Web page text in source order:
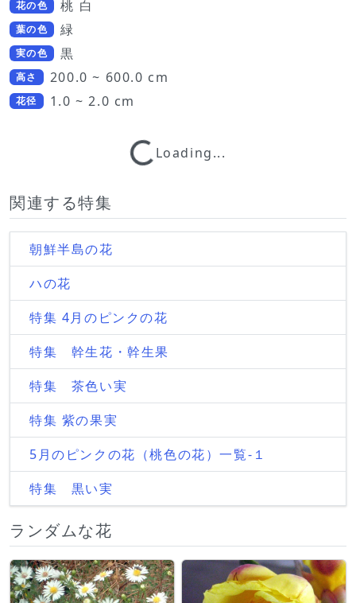
花の色 桃 白
葉の色 緑
実の色 黒
高さ 200.0 ~ 600.0 cm
花径 1.0 ~ 2.0 cm
Loading...
Loading...
関連する特集
朝鮮半島の花
ハの花
特集 4月のピンクの花
特集 幹生花・幹生果
特集 茶色い実
特集 紫の果実
5月のピンクの花（桃色の花）一覧-１
特集 黒い実
ランダムな花